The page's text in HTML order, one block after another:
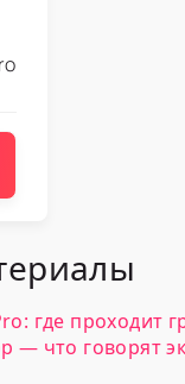
где проходит
— что говорят